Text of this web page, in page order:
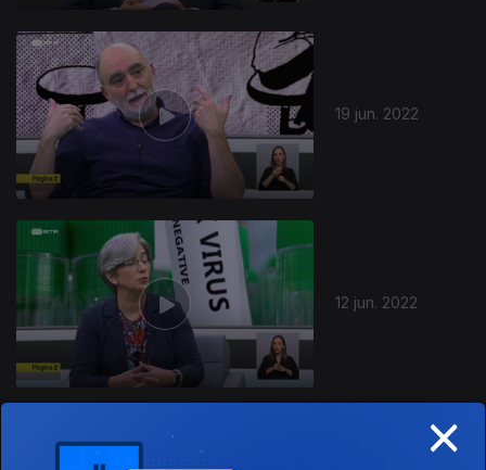
19 jun. 2022
12 jun. 2022
×